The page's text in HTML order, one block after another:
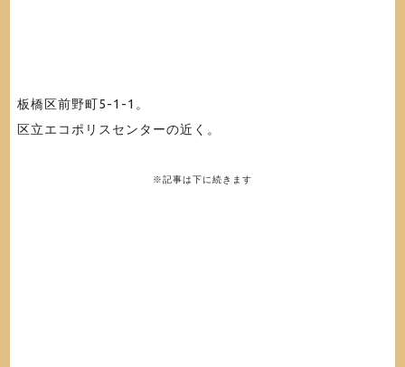
板橋区前野町5-1-1。
区立エコポリスセンターの近く。
※記事は下に続きます